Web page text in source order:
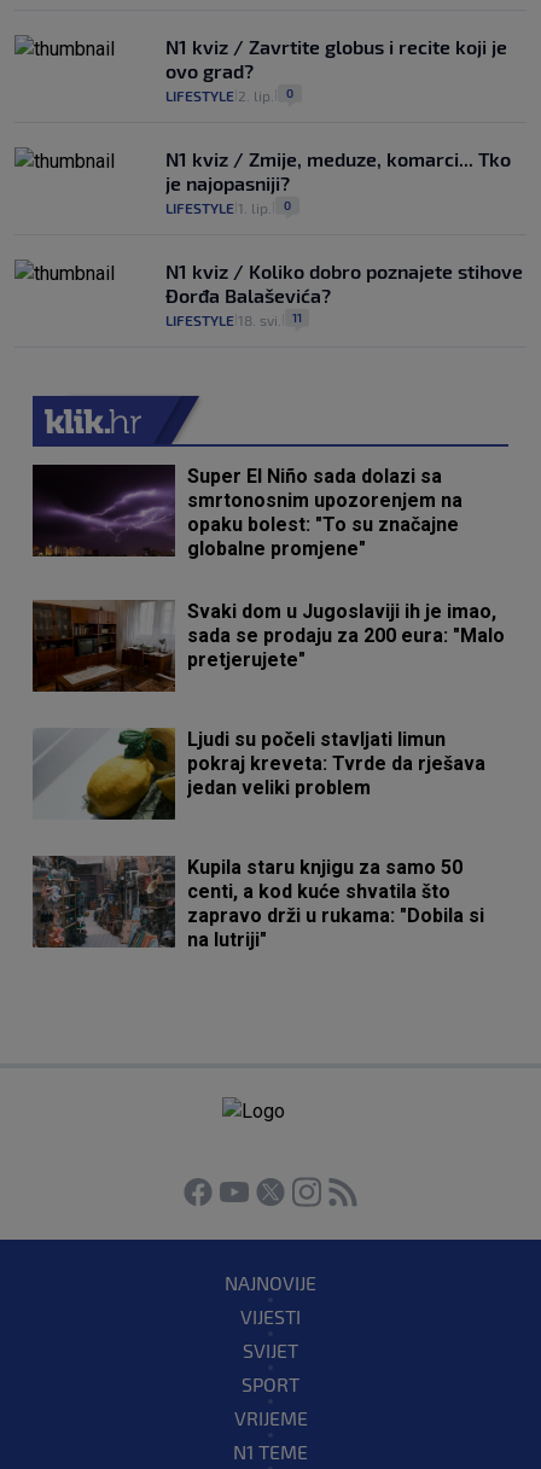
N1 kviz / Zavrtite globus i recite koji je
ovo grad?
LIFESTYLE 2. lip. 0
N1 kviz / Zmije, meduze, komarci... Tko
je najopasniji?
LIFESTYLE 1. lip. 0
N1 kviz / Koliko dobro poznajete stihove
Đorđa Balaševića?
LIFESTYLE 18. svi. 11
Super El Niño sada dolazi sa
smrtonosnim upozorenjem na
opaku bolest: "To su značajne
globalne promjene"
Svaki dom u Jugoslaviji ih je imao,
sada se prodaju za 200 eura: "Malo
pretjerujete"
Ljudi su počeli stavljati limun
pokraj kreveta: Tvrde da rješava
jedan veliki problem
Kupila staru knjigu za samo 50
centi, a kod kuće shvatila što
zapravo drži u rukama: "Dobila si
na lutriji"
NAJNOVIJE
VIJESTI
SVIJET
SPORT
VRIJEME
N1 TEME